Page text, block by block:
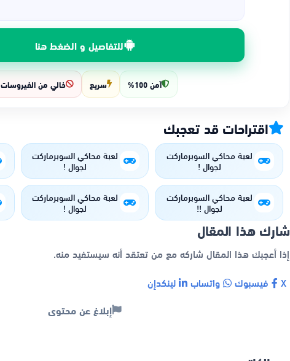
للتفاصيل و الضغط هنا
آمن 100% سريع خالي من الفيروسات
اقتراحات قد تعجبك
لعبة محاكي السوبرماركت
لجوال !
لعبة محاكي السوبرماركت
لجوال !
لعبة محاكي السوبرماركت
لجوال !!
لعبة محاكي السوبرماركت
لجوال !
شارك هذا المقال
إذا أعجبك هذا المقال شاركه مع من تعتقد أنه سيستفيد منه.
فيسبوك واتساب لينكدإن
إبلاغ عن محتوى